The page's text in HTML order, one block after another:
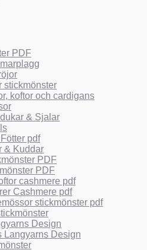
PDF
stickmönster
koftor och cardigans
& Sjalar
pdf
& Kuddar
PDF
PDF
cashmere pdf
Cashmere pdf
stickmönster pdf
Design
Langyarns Design